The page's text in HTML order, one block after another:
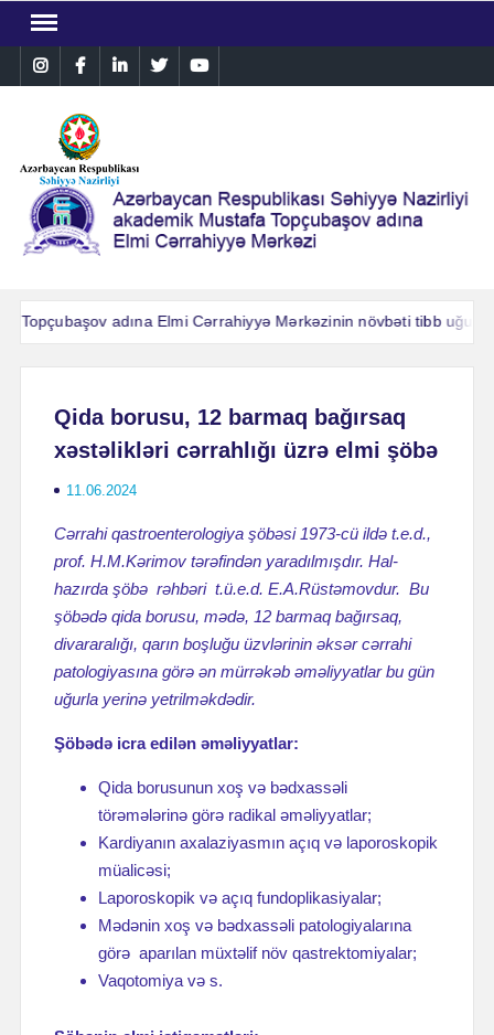
contentInstagramFacebook
LinkedinTwitterYouTube
adına Elmi Cərrahiyyə Mərkəzinin növbəti tibb uğuru:
Qida borusu, 12 barmaq bağırsaq
xəstəlikləri cərrahlığı üzrə elmi şöbə
11.06.2024
Cərrahi qastroenterologiya şöbəsi 1973-cü ildə t.e.d.,
prof. H.M.Kərimov tərəfindən yaradılmışdır. Hal-
hazırda şöbə rəhbəri t.ü.e.d. E.A.Rüstəmovdur. Bu
şöbədə qida borusu, mədə, 12 barmaq bağırsaq,
divararalığı, qarın boşluğu üzvlərinin əksər cərrahi
patologiyasına görə әn mürrəkəb əməliyyatlar bu gün
uğurla yerinə yetrilməkdədir.
Şöbədə icra edilən əməliyyatlar:
Qida borusunun xoş və bədxassəli
törəmələrinə görə radikal əməliyyatlar;
Kardiyanın axalaziyasmın açıq və laporoskopik
müalicəsi;
Laporoskopik və açıq fundoplikasiyalar;
Mədənin xoş və bədxassəli patologiyalarına
görə aparılan müxtəlif növ qastrektomiyalar;
Vaqotomiya və s.